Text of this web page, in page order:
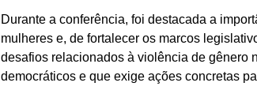
Durante a conferência, foi destacada a
mulheres e, de fortalecer os marcos
desafios relacionados à violência de gênero
democráticos e que exige ações concretas